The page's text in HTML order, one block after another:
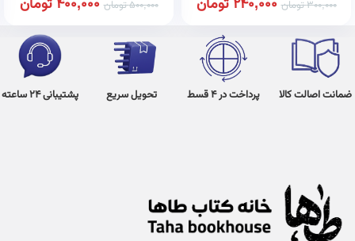
300,000تومان 240,000تومان 500,000تومان 400,000تومان
ضمانت اصالت کالا پرداخت در 4 قسط تحویل سریع پشتیبانی 24 ساعته